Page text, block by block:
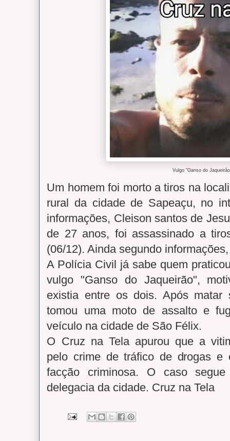
Vulgo "Ganso do
Um homem foi morto a tiros na
rural da cidade de Sapeaçu, no
informações, Cleison santos de
de 27 anos, foi assassinado a
(06/12). Ainda segundo
A Polícia Civil já sabe quem
vulgo "Ganso do Jaqueirão",
existia entre os dois. Após matar
tomou uma moto de assalto e
veículo na cidade de São Félix.
O Cruz na Tela apurou que a
pelo crime de tráfico de drogas e
facção criminosa. O caso
delegacia da cidade. Cruz na Tela